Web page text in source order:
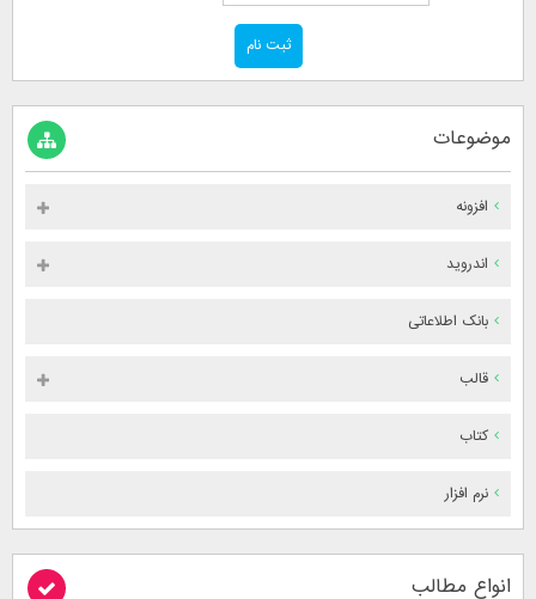
موضوعات
افزونه
اندروید
بانک اطلاعاتی
قالب
کتاب
نرم افزار
انواع مطالب